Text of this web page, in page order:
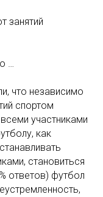
занятий
…
что независимо
спортом
участниками
как
становиться
ответов) футбол